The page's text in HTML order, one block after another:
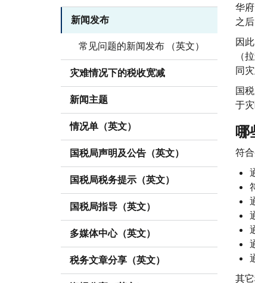
新闻发布
常见问题的新闻发布 （英文）
灾难情况下的税收宽减
新闻主题
情况单（英文）
国税局声明及公告（英文）
国税局税务提示（英文）
国税局指导（英文）
多媒体中心（英文）
税务文章分享（英文）
华
之
因
（
同
国
于
哪
符
其